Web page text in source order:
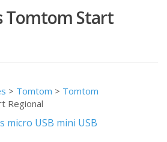
Tomtom Start
> Tomtom > Tomtom
Regional
micro USB mini USB